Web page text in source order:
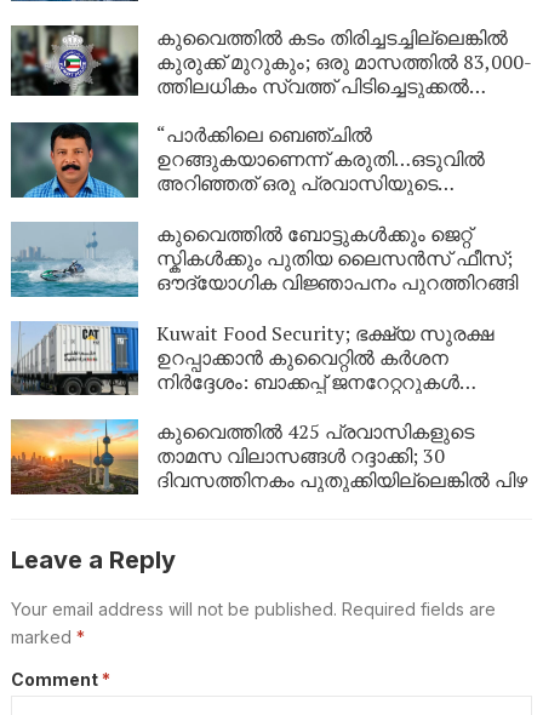
കുവൈത്തിൽ കടം തിരിച്ചടച്ചില്ലെങ്കിൽ
കുരുക്ക് മുറുകും; ഒരു മാസത്തിൽ 83,000-
ത്തിലധികം സ്വത്ത് പിടിച്ചെടുക്കൽ
“പാർക്കിലെ ബെഞ്ചിൽ
ഉറങ്ങുകയാണെന്ന് കരുതി…ഒടുവിൽ
അറിഞ്ഞത് ഒരു പ്രവാസിയുടെ
യുഎഇയിലെ തെരുവിൽ; ‘വാപ്പയെ
കാണണം’ എന്ന് കണ്ണീരോടെ മകൾ
കുവൈത്തിൽ ബോട്ടുകൾക്കും ജെറ്റ്
സ്കികൾക്കും പുതിയ ലൈസൻസ് ഫീസ്;
ഔദ്യോഗിക വിജ്ഞാപനം പുറത്തിറങ്ങി
Kuwait Food Security; ഭക്ഷ്യ സുരക്ഷ
ഉറപ്പാക്കാൻ കുവൈറ്റിൽ കർശന
നിർദ്ദേശം: ബാക്കപ്പ് ജനറേറ്ററുകൾ
കുവൈത്തിൽ 425 പ്രവാസികളുടെ
താമസ വിലാസങ്ങൾ റദ്ദാക്കി; 30
ദിവസത്തിനകം പുതുക്കിയില്ലെങ്കിൽ പിഴ
Leave a Reply
Your email address will not be published. Required fields are
marked *
Comment *